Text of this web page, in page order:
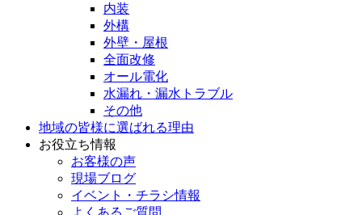
内装
外構
外壁・屋根
全面改修
オール電化
水漏れ・漏水トラブル
その他
地域の皆様に選ばれる理由
お役立ち情報
お客様の声
現場ブログ
イベント・チラシ情報